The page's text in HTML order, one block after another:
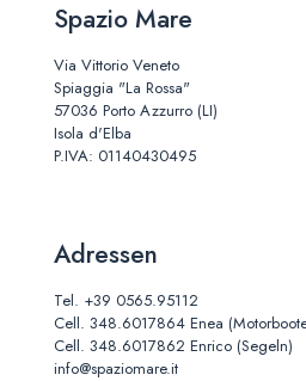
Spazio Mare
Via Vittorio Veneto
Spiaggia "La Rossa"
57036 Porto Azzurro (LI)
Isola d'Elba
P.IVA: 01140430495
Adressen
Tel. +39 0565.95112
Cell. 348.6017864 Enea
Cell. 348.6017862 Enrico (Segeln)
info@spaziomare.it